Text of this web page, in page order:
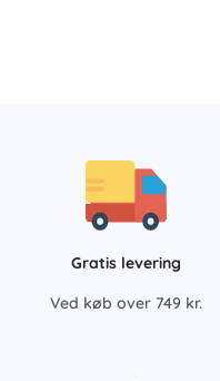
Gratis levering
Ved køb over 749 kr.